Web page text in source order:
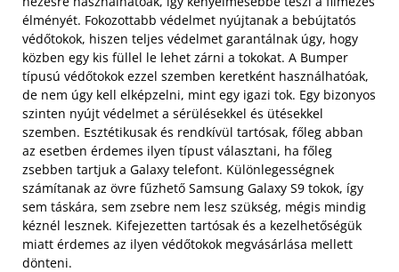
élményét. Fokozottabb védelmet nyújtanak a bebújtatós
védőtokok, hiszen teljes védelmet garantálnak úgy, hogy
közben egy kis füllel le lehet zárni a tokokat. A Bumper
típusú védőtokok ezzel szemben keretként használhatóak,
de nem úgy kell elképzelni, mint egy igazi tok. Egy bizonyos
szinten nyújt védelmet a sérülésekkel és ütésekkel
szemben. Esztétikusak és rendkívül tartósak, főleg abban
az esetben érdemes ilyen típust választani, ha főleg
zsebben tartjuk a Galaxy telefont. Különlegességnek
számítanak az övre fűzhető Samsung Galaxy S9 tokok, így
sem táskára, sem zsebre nem lesz szükség, mégis mindig
kéznél lesznek. Kifejezetten tartósak és a kezelhetőségük
miatt érdemes az ilyen védőtokok megvásárlása mellett
dönteni.